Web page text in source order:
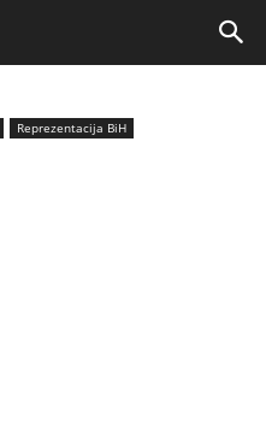
Reprezentacija BiH